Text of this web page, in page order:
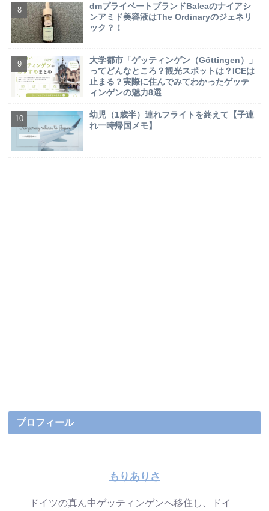
dmプライベートブランドBaleaのナイアシ
ンアミド美容液はThe Ordinaryのジェネリ
ック？！
大学都市「ゲッティンゲン（Göttingen）」
ってどんなところ？観光スポットは？ICEは
止まる？実際に住んでみてわかったゲッテ
ィンゲンの魅力8選
幼児（1歳半）連れフライトを終えて【子連
れ一時帰国メモ】
プロフィール
もりありさ
ドイツの真ん中ゲッティンゲンへ移住し、ドイ